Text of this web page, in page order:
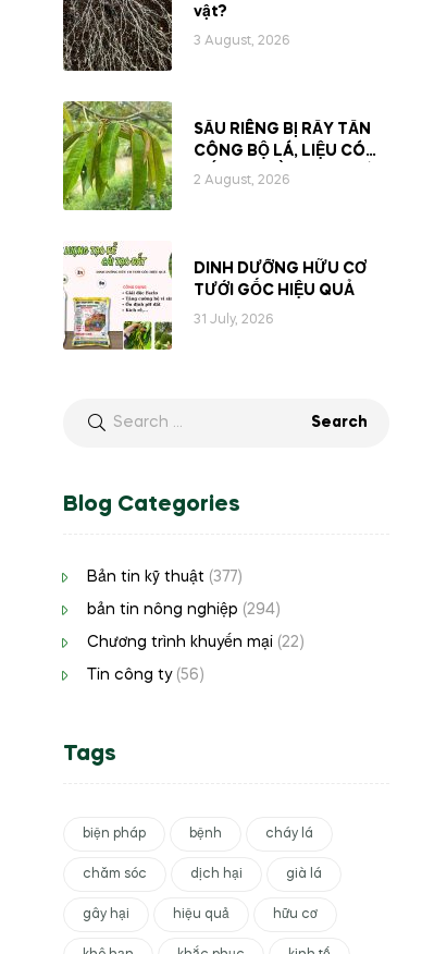
vật?
3 August, 2026
SẦU RIÊNG BỊ RẦY TẤN
CÔNG BỘ LÁ, LIỆU CÓ
MẤT ĐI PHẦN NHỰA BÊN
2 August, 2026
DINH DƯỠNG HỮU CƠ
TƯỚI GỐC HIỆU QUẢ
31 July, 2026
Blog Categories
Bản tin kỹ thuật (377)
bản tin nông nghiệp (294)
Chương trình khuyến mại (22)
Tin công ty(56)
Tags
biện pháp bệnh cháy lá
chăm sóc dịch hại già lá
gây hại hiệu quả hữu cơ